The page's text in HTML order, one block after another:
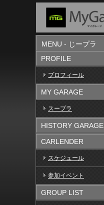
MENU - じープラ
PROFILE
プロフィール
MY GARAGE
スープラ
HISTORY GARAGE
CARLENDER
スケジュール
参加イベント
GROUP LIST